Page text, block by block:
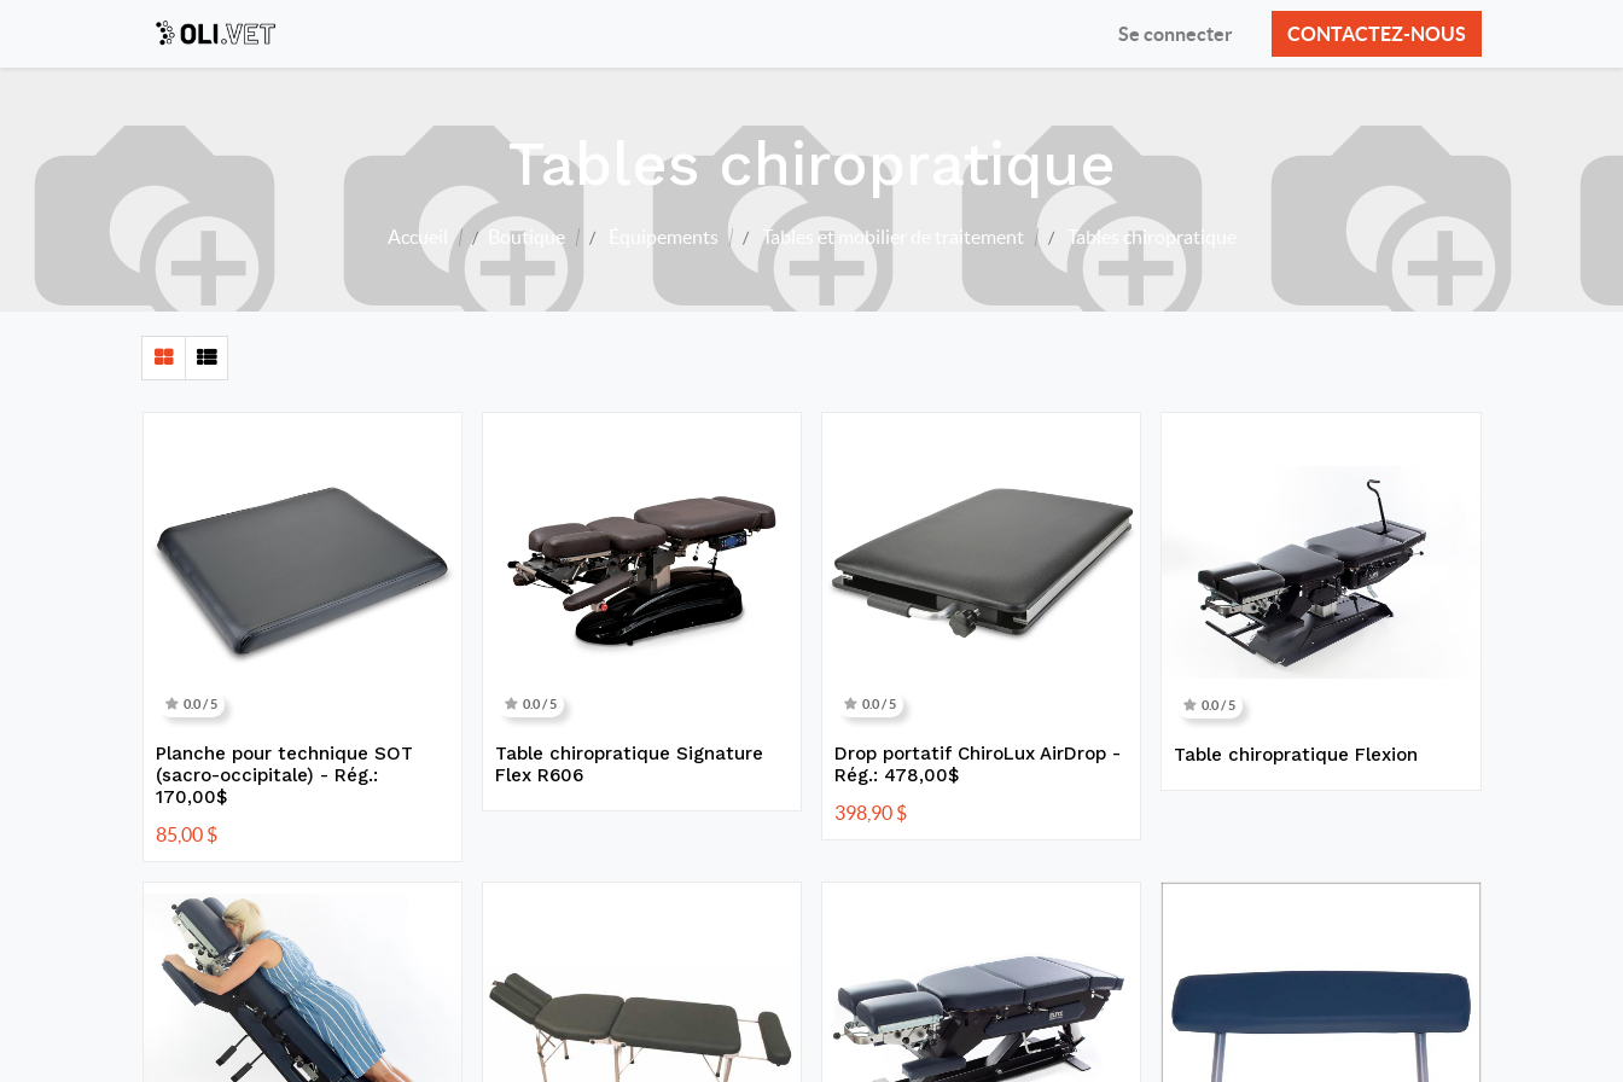
Se connecter CONTACTEZ-NOUS
Tables chiropratique
Accueil Boutique Équipements Tables et mobilier de traitement Tables chiropratique
0.0 / 5
Planche pour technique SOT
(sacro-occipitale) - Rég.:
170,00$
85,00$
0.0 / 5
Table chiropratique Signature
Flex R606
0.0 / 5
Drop portatif ChiroLux AirDrop -
Rég.: 478,00$
398,90$
0.0 / 5
Table chiropratique Flexion